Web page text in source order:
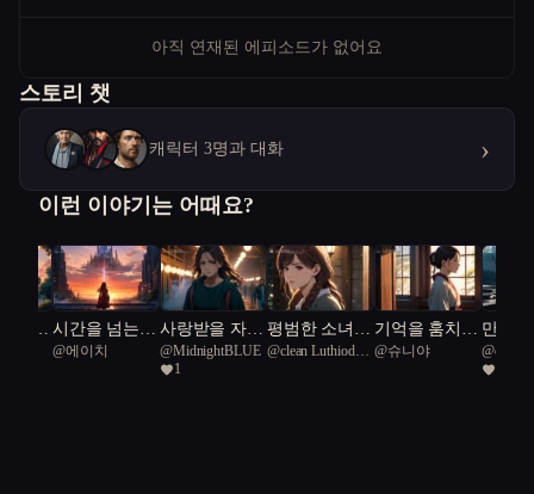
아직 연재된 에피소드가 없어요
스토리 챗
캐릭터 3명과 대화 ›
이런 이야기는 어때요?
나의 시간을 넘는
여정: 디스토
@에이치
사랑받을 자격
없는 우리들의
밤
@MidnightBLUE
1
평범한 소녀
궁궐의 비밀을
@clean Luthiodon
기억을 훔치는
소녀와 한옥
@슈니야
만삭
좀비
첫사
@
Coral